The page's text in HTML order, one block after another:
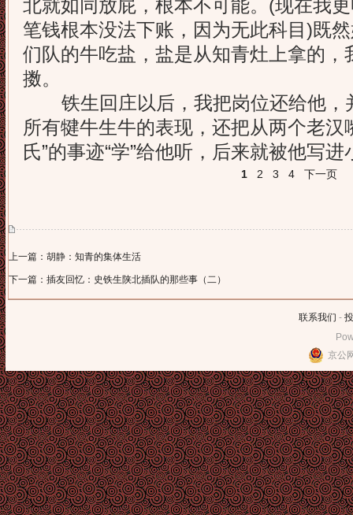
北就如同放屁，根本不可能。(现在我
笔钱根本没法下账，因为无此科目)既
们队的牛吃盐，盐是从知青灶上拿的，
擞。
铁生回庄以后，我把岗位还给他，
所有犍牛生牛的表现，还把从两个老汉
氏”的事迹“学”给他听，后来就被他写进
1 2 3 4 下一页
上一篇：胡静：知青的集体生活
下一篇：插友回忆：史铁生陕北插队的那些事（二）
联系我们 -
京公